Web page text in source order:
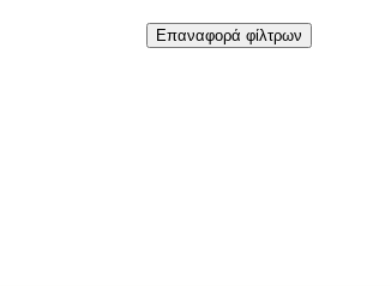
Επαναφορά φίλτρων